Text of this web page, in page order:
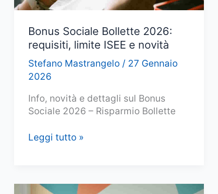
Bonus Sociale Bollette 2026:
requisiti, limite ISEE e novità
Stefano Mastrangelo/ 27 Gennaio
2026
Info, novità e dettagli sul Bonus
Sociale 2026 – Risparmio Bollette
Bonus
requisiti,
Leggi tutto »